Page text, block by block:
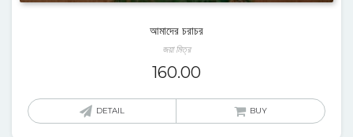
আমাদের চরাচর
জয়া মিত্র
160.00
DETAIL BUY